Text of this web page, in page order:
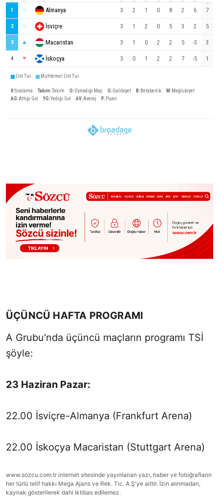
1 Almanya 3 2 1 0 8 2 6 7
2 İsviçre 3 1 2 0 5 3 2 5
3 Macaristan 3 1 0 2 2 5 -3 3
4 İskoçya 3 0 1 2 2 7 -5 1
Üst Tur Muhtemel Üst Tur
#:Sıralama Takım: Takım O:Oynadığı Maç G:Galibiyet B: Beraberlik M: Mağlubiyet
AG:Attığı Gol YG:Yediği Gol AV:Averaj P: Puan
ÜÇÜNCÜ HAFTA PROGRAMI
A Grubu'nda üçüncü maçların programı TSİ
şöyle:
23 Haziran Pazar:
22.00 İsviçre-Almanya (Frankfurt Arena)
22.00 İskoçya Macaristan (Stuttgart Arena)
www.sozcu.com.tr internet sitesinde yayınlanan yazı, haber ve fotoğrafların
her türlü telif hakkı Mega Ajans ve Rek. Tic. A.Ş'ye aittir. İzin alınmadan,
kaynak gösterilerek dahi iktibas edilemez.